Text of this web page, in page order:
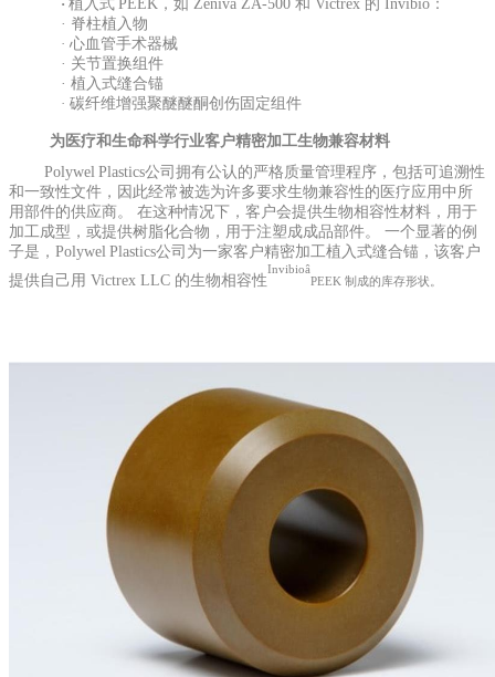
· 植入式 PEEK，如 Zeniva ZA-500 和 Victrex 的 Invibio：
· 脊柱植入物
· 心血管手术器械
· 关节置换组件
· 植入式缝合锚
· 碳纤维增强聚醚醚酮创伤固定组件
为医疗和生命科学行业客户精密加工生物兼容材料
Polywel Plastics公司拥有公认的严格质量管理程序，包括可追溯性
和一致性文件，因此经常被选为许多要求生物兼容性的医疗应用中所
用部件的供应商。 在这种情况下，客户会提供生物相容性材料，用于
加工成型，或提供树脂化合物，用于注塑成成品部件。 一个显著的例
子是，Polywel Plastics公司为一家客户精密加工植入式缝合锚，该客户
提供自己用 Victrex LLC 的生物相容性
Invibioâ
PEEK 制成的库存形状。